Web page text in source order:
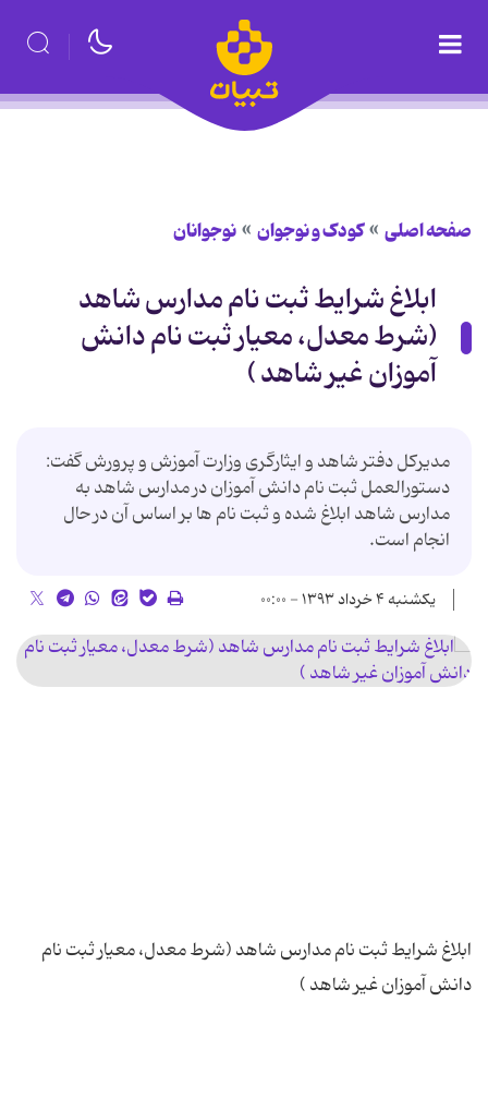
صفحه اصلی کودک و نوجوان نوجوانان
ابلاغ شرایط ثبت نام مدارس شاهد
(شرط معدل، معیار ثبت نام دانش
آموزان غیر شاهد )
مدیرکل دفتر شاهد و ایثارگری وزارت آموزش و پرورش گفت:
دستورالعمل ثبت نام دانش آموزان در مدارس شاهد به
مدارس شاهد ابلاغ شده و ثبت نام ها بر اساس آن در حال
انجام است.
یکشنبه ۴ خرداد ۱۳۹۳ - ۰۰:۰۰
ابلاغ شرایط ثبت نام مدارس شاهد (شرط معدل، معیار ثبت نام